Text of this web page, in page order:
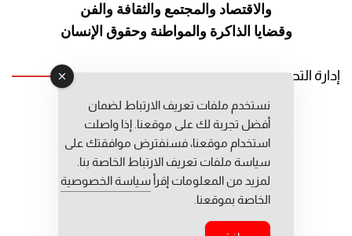
والاقتصاد والمجتمع والثقافة والفن
وقضايا الذاكرة والمواطنة وحقوق الإنسان
إدارة التحرير
رئيس التحرير: عبد الرحيم التوراني
رئيس التحرير المساعد: المعطي قبال
مديرة التحرير: فاطمة حوحو
نستخدم ملفات تعريف الارتباط لضمان
أفضل تجربة لك على موقعنا. إذا واصلت
استخدام موقعنا، فسنفترض موافقتك على
سياسة ملفات تعريف الارتباط الخاصة بنا.
لمزيد من المعلومات إقرأ سياسة الخصوصية
الخاصة بموقعنا.